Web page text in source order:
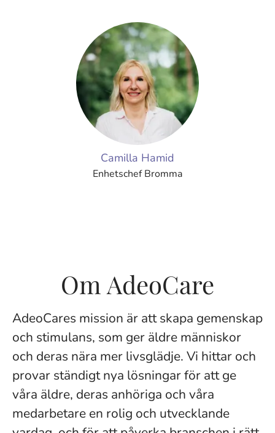
Camilla Hamid
Enhetschef Bromma
Om AdeoCare
AdeoCares mission är att skapa gemenskap
och stimulans, som ger äldre människor
och deras nära mer livsglädje. Vi hittar och
provar ständigt nya lösningar för att ge
våra äldre, deras anhöriga och våra
medarbetare en rolig och utvecklande